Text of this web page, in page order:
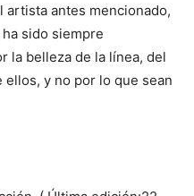
artista antes mencionado,
sido siempre
la belleza de la línea, del
y no por lo que sean